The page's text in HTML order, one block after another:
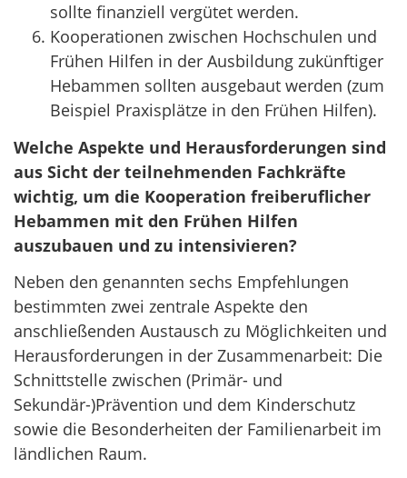
sollte finanziell vergütet werden.
Kooperationen zwischen Hochschulen und
Frühen Hilfen in der Ausbildung zukünftiger
Hebammen sollten ausgebaut werden (zum
Beispiel Praxisplätze in den Frühen Hilfen).
Welche Aspekte und Herausforderungen sind
aus Sicht der teilnehmenden Fachkräfte
wichtig, um die Kooperation freiberuflicher
Hebammen mit den Frühen Hilfen
auszubauen und zu intensivieren?
Neben den genannten sechs Empfehlungen
bestimmten zwei zentrale Aspekte den
anschließenden Austausch zu Möglichkeiten und
Herausforderungen in der Zusammenarbeit: Die
Schnittstelle zwischen (Primär- und
Sekundär-)Prävention und dem Kinderschutz
sowie die Besonderheiten der Familienarbeit im
ländlichen Raum.